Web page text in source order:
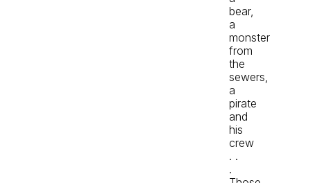
bear,
a
monster
from
the
sewers,
a
pirate
and
his
crew
. .
.